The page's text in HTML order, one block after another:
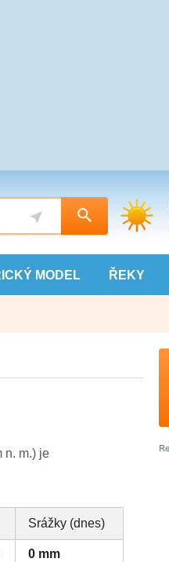
MODEL ŘEKY
n. m.) je
Srážky (dnes)
0 mm